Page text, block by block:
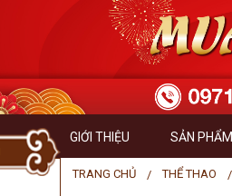
GIỚI THIỆU
LỜI GIỚI THIỆU
SẢN PHẨM
TRANG CHỦ THỂ THAO